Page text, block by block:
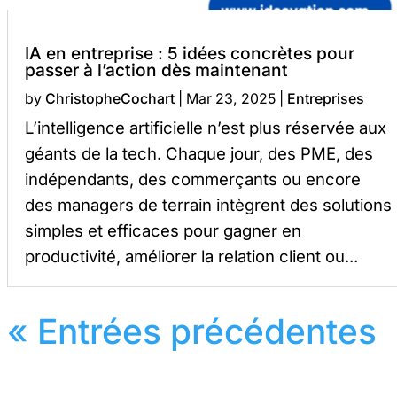
IA en entreprise : 5 idées concrètes pour
passer à l’action dès maintenant
by ChristopheCochart Mar 23, 2025 Entreprises
L’intelligence artificielle n’est plus réservée aux
géants de la tech. Chaque jour, des PME, des
indépendants, des commerçants ou encore
des managers de terrain intègrent des solutions
simples et efficaces pour gagner en
productivité, améliorer la relation client ou...
« Entrées précédentes